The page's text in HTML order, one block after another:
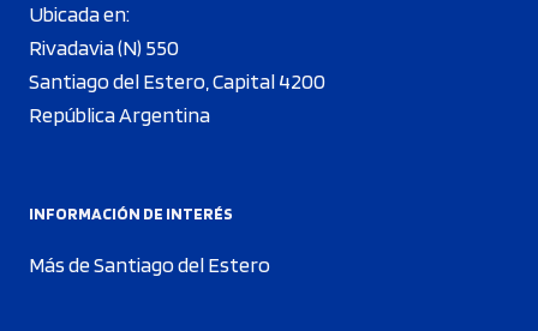
Ubicada en:
Rivadavia (N) 550
Santiago del Estero, Capital 4200
República Argentina
INFORMACIÓN DE INTERÉS
Más de Santiago del Estero